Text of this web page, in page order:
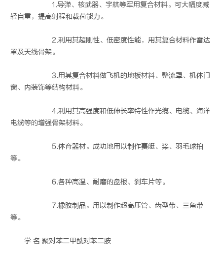
1.导弹、核武器、宇航等军用复合材料。可大幅度减
轻自重，提高射程和载荷能力。
2.利用其超刚性、低密度性能，用其复合材料作雷达
罩及天线骨架。
3.用其复合材料做飞机的地板材料、整流罩、机体门
窗、内装饰等结构材料。
4.利用其高强度和低伸长率特性作光缆、电缆、海洋
电缆等的增强骨架材料。
5.体育器材。成功地用以制作赛艇、桨、羽毛球拍
等。
6.各种高温、耐磨的盘根、刹车片等。
7.橡胶制品。用以制作超高压管、齿型带、三角带
等。
学 名 聚对苯二甲酰对苯二胺